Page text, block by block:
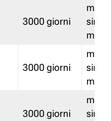
3000 giorni
3000 giorni
3000 giorni